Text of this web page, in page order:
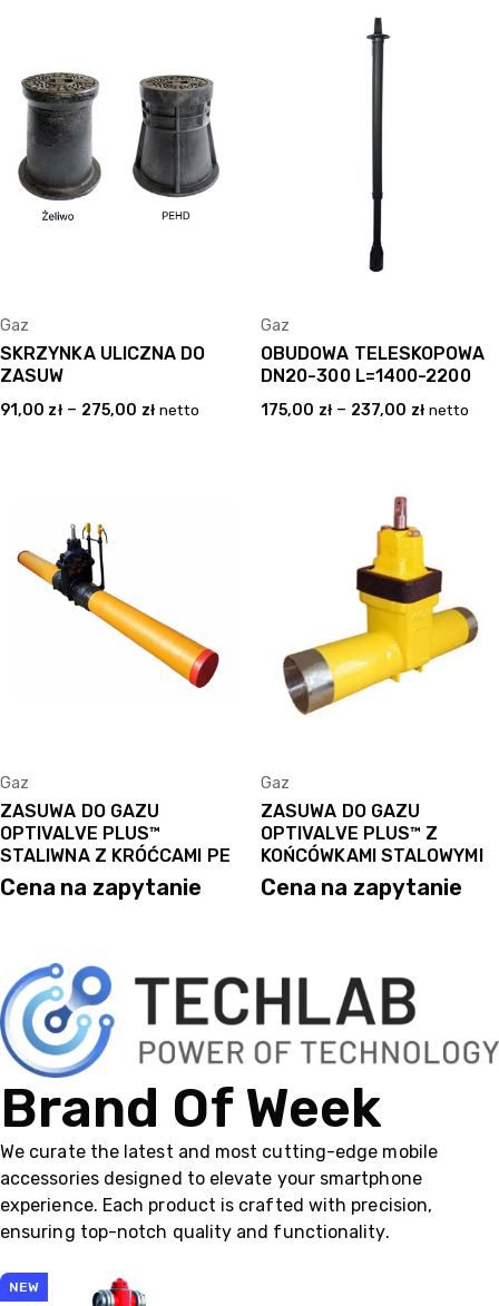
Gaz
SKRZYNKA ULICZNA DO
ZASUW
91,00 zł – 275,00 zł netto
Gaz
OBUDOWA TELESKOPOWA
DN20-300 L=1400-2200
175,00 zł – 237,00 zł netto
Gaz
ZASUWA DO GAZU
OPTIVALVE PLUS™
STALIWNA Z KRÓĆCAMI PE
Cena na zapytanie
Gaz
ZASUWA DO GAZU
OPTIVALVE PLUS™ Z
KOŃCÓWKAMI STALOWYMI
Cena na zapytanie
Brand Of Week
We curate the latest and most cutting-edge mobile
accessories designed to elevate your smartphone
experience. Each product is crafted with precision,
ensuring top-notch quality and functionality.
NEW